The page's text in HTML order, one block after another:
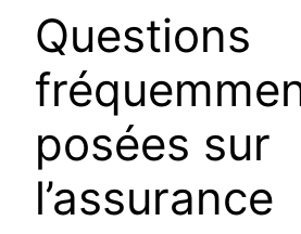
Questions
posées sur
l’assurance